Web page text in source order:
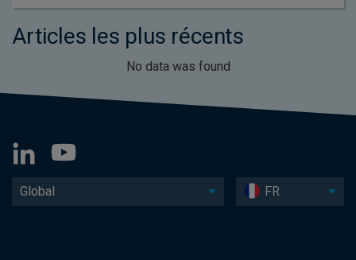
Articles les plus récents
No data was found
Global FR